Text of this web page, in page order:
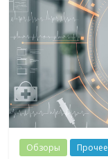
Обзоры Прочее